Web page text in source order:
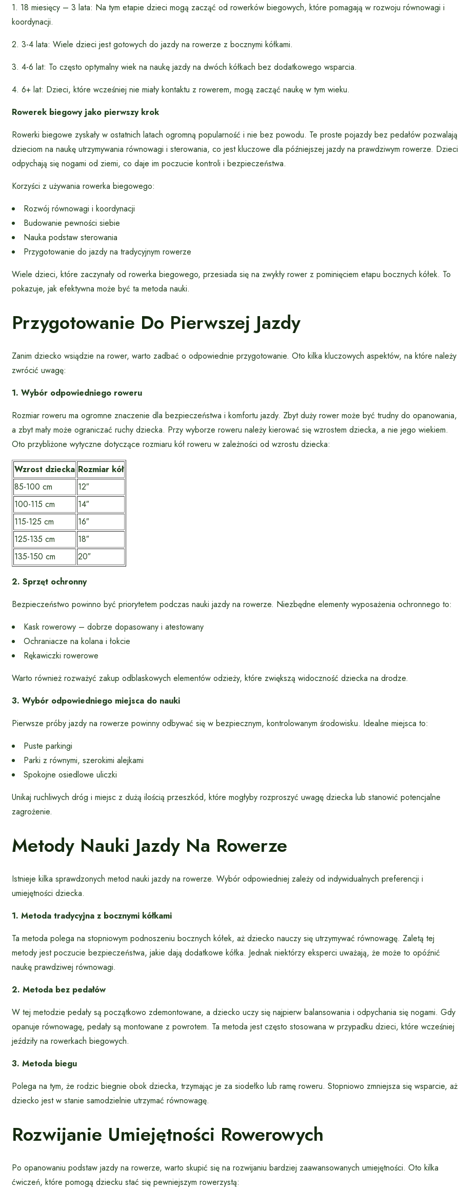
1. 18 miesięcy – 3 lata: Na tym etapie dzieci mogą zacząć od rowerków biegowych, które pomagają w rozwoju równowagi i
koordynacji.
2. 3-4 lata: Wiele dzieci jest gotowych do jazdy na rowerze z bocznymi kółkami.
3. 4-6 lat: To często optymalny wiek na naukę jazdy na dwóch kółkach bez dodatkowego wsparcia.
4. 6+ lat: Dzieci, które wcześniej nie miały kontaktu z rowerem, mogą zacząć naukę w tym wieku.
Rowerek biegowy jako pierwszy krok
Rowerki biegowe zyskały w ostatnich latach ogromną popularność i nie bez powodu. Te proste pojazdy bez pedałów pozwalają
dzieciom na naukę utrzymywania równowagi i sterowania, co jest kluczowe dla późniejszej jazdy na prawdziwym rowerze. Dzieci
odpychają się nogami od ziemi, co daje im poczucie kontroli i bezpieczeństwa.
Korzyści z używania rowerka biegowego:
Rozwój równowagi i koordynacji
Budowanie pewności siebie
Nauka podstaw sterowania
Przygotowanie do jazdy na tradycyjnym rowerze
Wiele dzieci, które zaczynały od rowerka biegowego, przesiada się na zwykły rower z pominięciem etapu bocznych kółek. To
pokazuje, jak efektywna może być ta metoda nauki.
Przygotowanie Do Pierwszej Jazdy
Zanim dziecko wsiądzie na rower, warto zadbać o odpowiednie przygotowanie. Oto kilka kluczowych aspektów, na które należy
zwrócić uwagę:
1. Wybór odpowiedniego roweru
Rozmiar roweru ma ogromne znaczenie dla bezpieczeństwa i komfortu jazdy. Zbyt duży rower może być trudny do opanowania,
a zbyt mały może ograniczać ruchy dziecka. Przy wyborze roweru należy kierować się wzrostem dziecka, a nie jego wiekiem.
Oto przybliżone wytyczne dotyczące rozmiaru kół roweru w zależności od wzrostu dziecka:
Wzrost dziecka Rozmiar kół
85-100 cm
12″
100-115 cm
14″
115-125 cm
16″
125-135 cm
18″
135-150 cm
20″
2. Sprzęt ochronny
Bezpieczeństwo powinno być priorytetem podczas nauki jazdy na rowerze. Niezbędne elementy wyposażenia ochronnego to:
Kask rowerowy – dobrze dopasowany i atestowany
Ochraniacze na kolana i łokcie
Rękawiczki rowerowe
Warto również rozważyć zakup odblaskowych elementów odzieży, które zwiększą widoczność dziecka na drodze.
3. Wybór odpowiedniego miejsca do nauki
Pierwsze próby jazdy na rowerze powinny odbywać się w bezpiecznym, kontrolowanym środowisku. Idealne miejsca to:
Puste parkingi
Parki z równymi, szerokimi alejkami
Spokojne osiedlowe uliczki
Unikaj ruchliwych dróg i miejsc z dużą ilością przeszkód, które mogłyby rozproszyć uwagę dziecka lub stanowić potencjalne
zagrożenie.
Metody Nauki Jazdy Na Rowerze
Istnieje kilka sprawdzonych metod nauki jazdy na rowerze. Wybór odpowiedniej zależy od indywidualnych preferencji i
umiejętności dziecka.
1. Metoda tradycyjna z bocznymi kółkami
Ta metoda polega na stopniowym podnoszeniu bocznych kółek, aż dziecko nauczy się utrzymywać równowagę. Zaletą tej
metody jest poczucie bezpieczeństwa, jakie dają dodatkowe kółka. Jednak niektórzy eksperci uważają, że może to opóźnić
naukę prawdziwej równowagi.
2. Metoda bez pedałów
W tej metodzie pedały są początkowo zdemontowane, a dziecko uczy się najpierw balansowania i odpychania się nogami. Gdy
opanuje równowagę, pedały są montowane z powrotem. Ta metoda jest często stosowana w przypadku dzieci, które wcześniej
jeździły na rowerkach biegowych.
3. Metoda biegu
Polega na tym, że rodzic biegnie obok dziecka, trzymając je za siodełko lub ramę roweru. Stopniowo zmniejsza się wsparcie, aż
dziecko jest w stanie samodzielnie utrzymać równowagę.
Rozwijanie Umiejętności Rowerowych
Po opanowaniu podstaw jazdy na rowerze, warto skupić się na rozwijaniu bardziej zaawansowanych umiejętności. Oto kilka
ćwiczeń, które pomogą dziecku stać się pewniejszym rowerzystą: